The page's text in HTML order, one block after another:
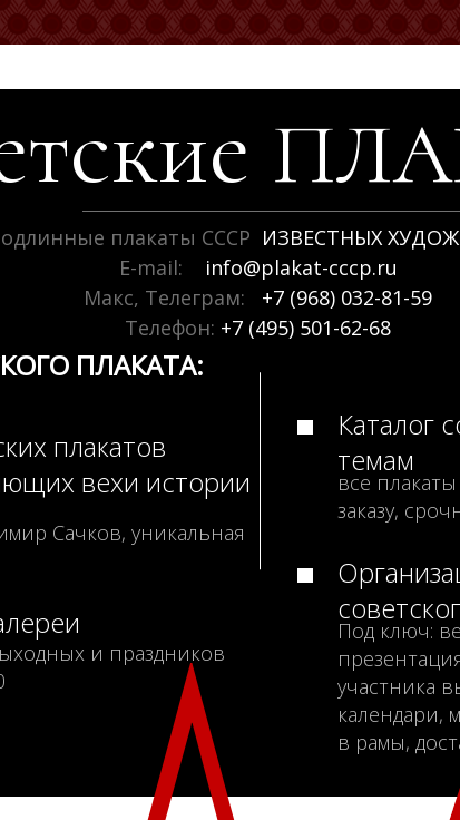
плакаты СССР ИЗВЕСТНЫХ
E-mail:
info@plakat-cccp.ru
Макс, Телеграм:
+7 (968) 032-81-59
Телефон: +7 (495) 501-62-68
ПЛАКАТА:
плакатов
вехи истории
Сачков, уникальная
и праздников
Каталог
темам
все
заказу,
Под ключ:
участника
календари,
в рамы,